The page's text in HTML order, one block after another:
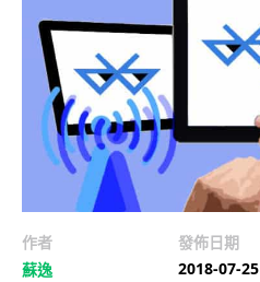
作者
蘇逸
發佈日期
2018-07-25